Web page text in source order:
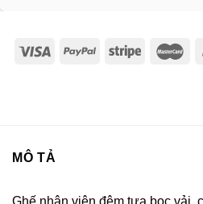
MÔ TẢ
Ghế nhân viên đệm tựa bọc vải,